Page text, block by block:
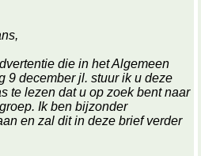
die in het Algemeen
9 december jl. stuur ik u deze
te lezen dat u op zoek bent naar
Ik ben bijzonder
en zal dit in deze brief verder